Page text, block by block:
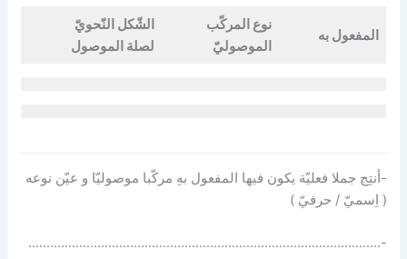
المفعول به
نوع المركّب
الموصوليّ
الشّكل النّحويّ
لصلة الموصول
-أنتِج جملا فعليّة يكون فيها المفعول بهِ مركّبا موصوليّا و عيّن نوعه
( اِسميّ / حرفيّ )
-…………………………………………………………………………………….